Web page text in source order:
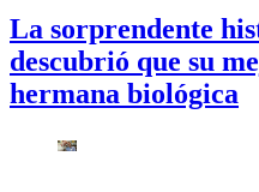
La sorprendente
descubrió que su
hermana biológica